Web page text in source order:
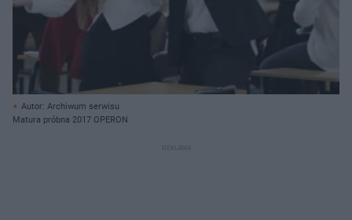
Autor: Archiwum serwisu
Matura próbna 2017 OPERON